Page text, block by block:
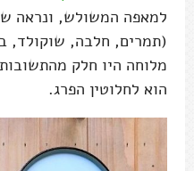
למאפה המשולש, ונראה
(תמרים, חלבה, שוקולד,
מלוחה היו חלק
הוא לחלוטין הפרג.